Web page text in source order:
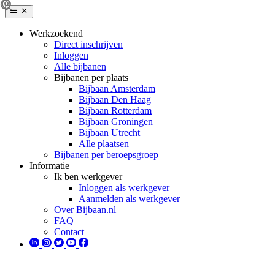
Werkzoekend
Direct inschrijven
Inloggen
Alle bijbanen
Bijbanen per plaats
Bijbaan Amsterdam
Bijbaan Den Haag
Bijbaan Rotterdam
Bijbaan Groningen
Bijbaan Utrecht
Alle plaatsen
Bijbanen per beroepsgroep
Informatie
Ik ben werkgever
Inloggen als werkgever
Aanmelden als werkgever
Over Bijbaan.nl
FAQ
Contact